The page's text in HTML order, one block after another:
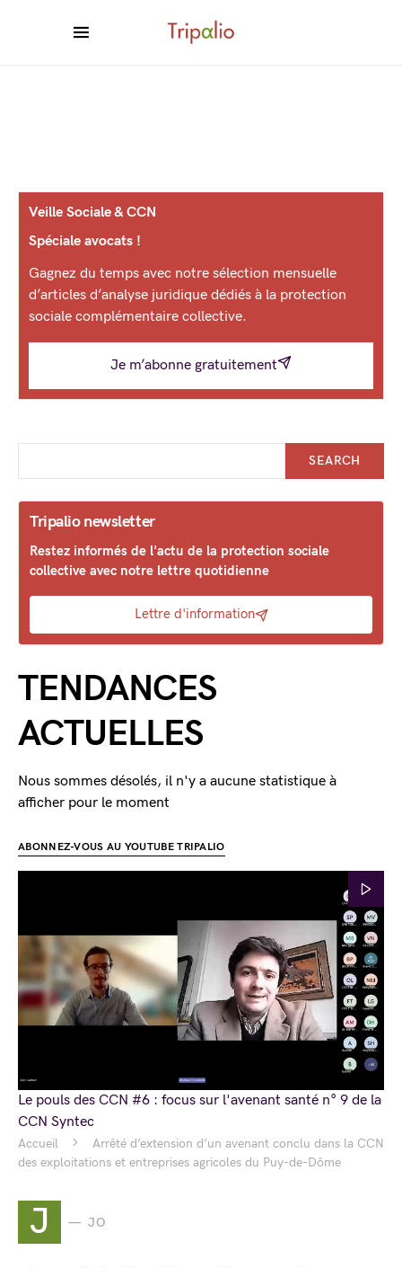
Accueil
Arrêté d’extension d’un avenant conclu dans la CCN
des exploitations et entreprises agricoles du Puy-de-Dôme
J JO
Veille Sociale & CCN
Spéciale avocats !
Gagnez du temps avec notre sélection mensuelle
d’articles d’analyse juridique dédiés à la protection
sociale complémentaire collective.
Je m’abonne gratuitement
SEARCH
Tripalio newsletter
Restez informés de l'actu de la protection sociale
collective avec notre lettre quotidienne
Lettre d'information
TENDANCES
ACTUELLES
Nous sommes désolés, il n'y a aucune statistique à
afficher pour le moment
ABONNEZ-VOUS AU YOUTUBE TRIPALIO
Le pouls des CCN #6 : focus sur l'avenant santé n° 9 de la
CCN Syntec